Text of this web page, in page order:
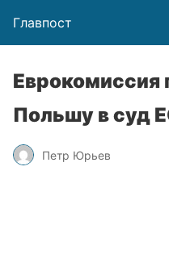
Главпост
Еврокомиссия
Польшу в суд
Петр Юрьев